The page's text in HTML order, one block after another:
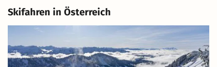
Skifahren in Österreich